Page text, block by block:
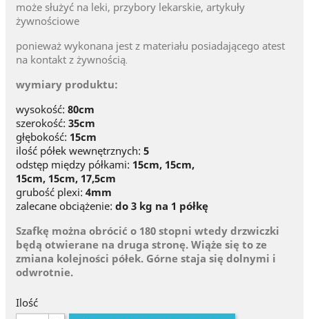
może służyć na leki, przybory lekarskie, artykuły
żywnościowe
ponieważ wykonana jest z materiału posiadającego atest
na kontakt z żywnością.
wymiary produktu:
wysokość: 80cm
szerokość: 35cm
głębokość: 15cm
ilość półek wewnętrznych: 5
odstęp między półkami: 15cm, 15cm,
15cm, 15cm, 17,5cm
grubość plexi: 4mm
zalecane obciążenie: do 3 kg na 1 półkę
Szafkę można obrócić o 180 stopni wtedy drzwiczki
będą otwierane na druga stronę. Wiąże się to ze
zmiana kolejności półek. Górne staja się dolnymi i
odwrotnie.
Ilość